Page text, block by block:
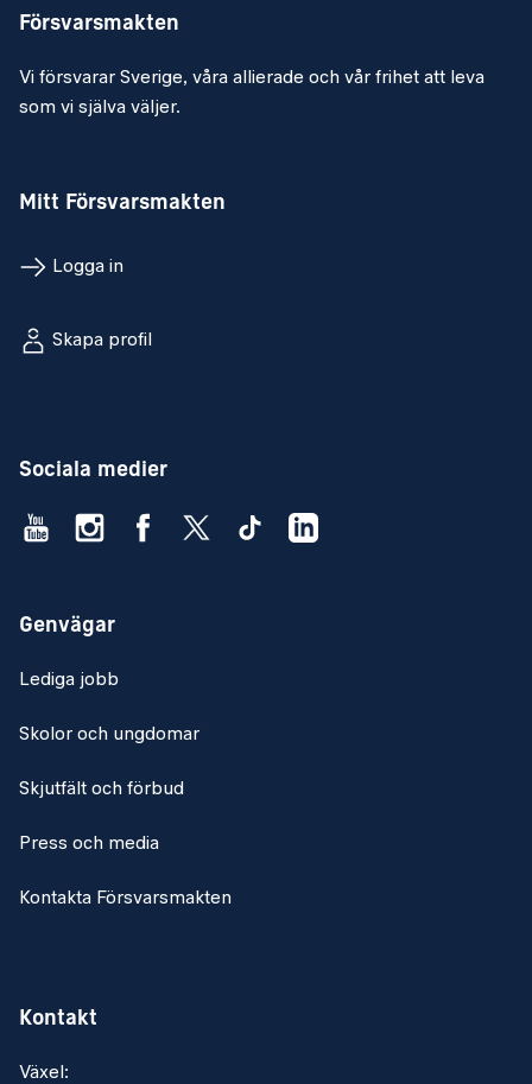
Försvarsmakten
Vi försvarar Sverige, våra allierade och vår frihet att leva
som vi själva väljer.
Mitt Försvarsmakten
Logga in
Skapa profil
Sociala medier
Genvägar
Lediga jobb
Skolor och ungdomar
Skjutfält och förbud
Press och media
Kontakta Försvarsmakten
Kontakt
Växel: